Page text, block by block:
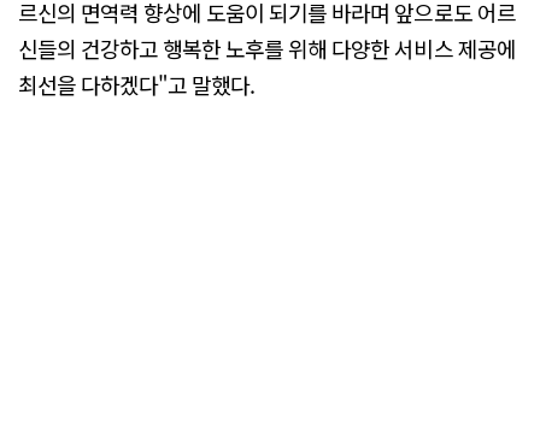
르신의 면역력 향상에 도움이 되기를 바라며 앞으로도 어르
신들의 건강하고 행복한 노후를 위해 다양한 서비스 제공에
최선을 다하겠다"고 말했다.